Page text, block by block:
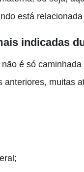
está
indicadas
é só
anteriores, muitas